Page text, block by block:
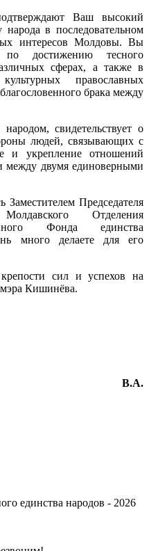
Ваш высокий
народа в последовательном
интересов Молдовы. Вы
по достижению тесного
сферах, а также в
православных
брака между
свидетельствует о
людей, связывающих с
и укрепление отношений
двумя единоверными
Заместителем Председателя
Отделения
Фонда единства
много делаете для его
сил и успехов на
Кишинёва.
В.А.
единства народов - 2026